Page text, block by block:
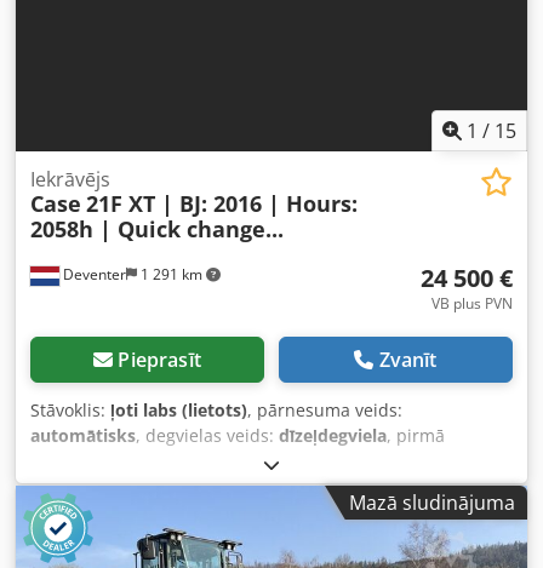
1 / 15
Deventer 1 291 km
Iekrāvējs
Case 21F XT | BJ: 2016 | Hours:
2058h | Quick change...
24 500 €
VB plus PVN
Pieprasīt Zvanīt
Stāvoklis: ļoti labs (lietots), pārnesuma veids:
automātisks, degvielas veids: dīzeļdegviela, pirmā
, Ražošanas gads:
stundas:2 058 h, Aprīkojums:kabīne,
Mazā sludinājuma